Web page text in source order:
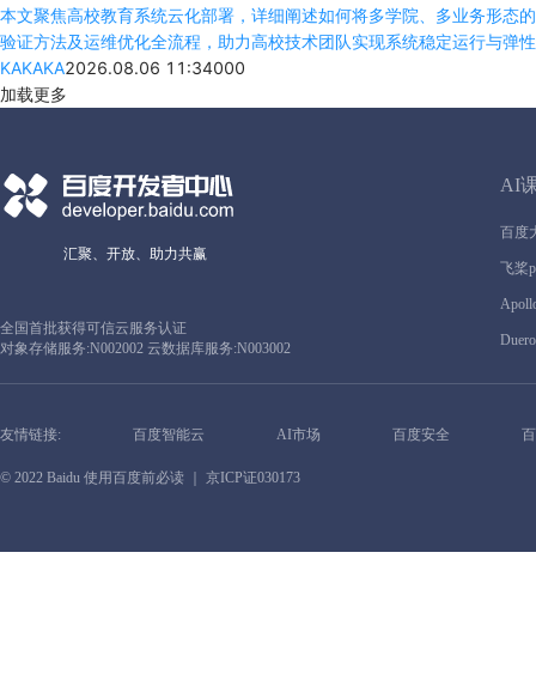
本文聚焦高校教育系统云化部署，详细阐述如何将多学院、多业务形态
验证方法及运维优化全流程，助力高校技术团队实现系统稳定运行与弹
KAKAKA2026.08.06 11:34000
加载更多
汇聚、开放、助力共赢
全国首批获得可信云服务认证
对象存储服务:N002002 云数据库服务:N003002
AI
百度
飞桨
友情链接: 百度智能云 AI市场 百度安全
© 2022 Baidu 使用百度前必读 ｜ 京ICP证030173